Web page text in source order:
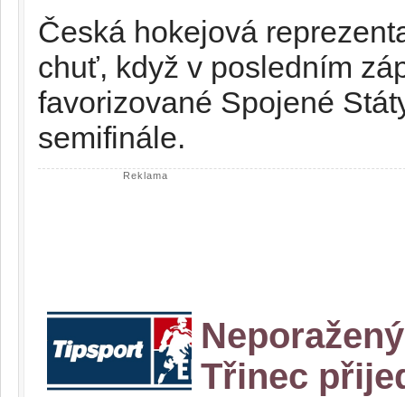
Česká hokejová
chuť, když v posledním
favorizované Spojené
semifinále.
Reklama
Třinec